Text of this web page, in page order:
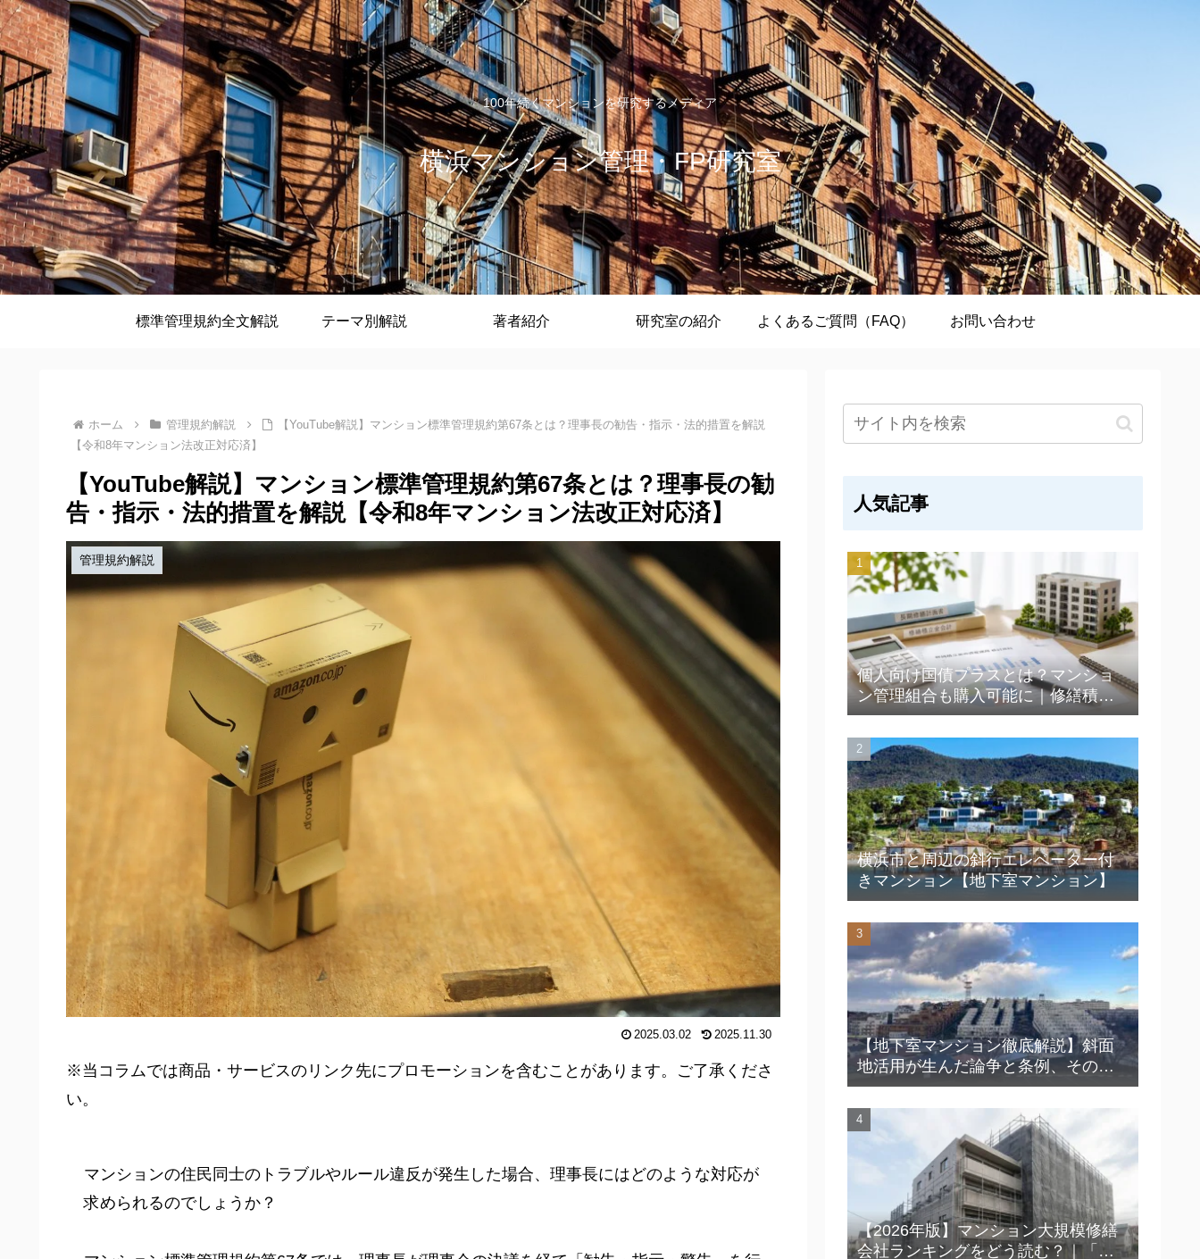
100年続くマンションを研究するメディア
横浜マンション管理・FP研究室
標準管理規約全文解説 テーマ別解説 著者紹介 研究室の紹介 よくあるご質問（FAQ） お問い合わせ
ホーム 管理規約解説
【YouTube解説】マンション標準管理規約第67条とは？理事長の勧告・指示・法的措置を解説
【令和8年マンション法改正対応済】
【YouTube解説】マンション標準管理規約第67条とは？理事長の勧
告・指示・法的措置を解説【令和8年マンション法改正対応済】
管理規約解説
2025.03.02 2025.11.30
※当コラムでは商品・サービスのリンク先にプロモーションを含むことがあります。ご了承くださ
い。
マンションの住民同士のトラブルやルール違反が発生した場合、理事長にはどのような対応が
求められるのでしょうか？
人気記事
個人向け国債プラスとは？マンショ
ン管理組合も購入可能に｜修繕積立
金運用の新たな選択肢を解説
横浜市と周辺の斜行エレベーター付
きマンション【地下室マンション】
【地下室マンション徹底解説】斜面
地活用が生んだ論争と条例、その知
られざる魅力とは？
【2026年版】マンション大規模修繕
会社ランキングをどう読む？｜「上